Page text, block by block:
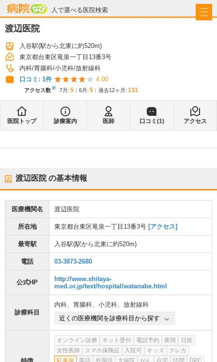
人で選べる医院検索
病院なび
渡辺医院
入谷駅(駅から北東に約520m)
東京都台東区竜泉一丁目13番3号
内科 胃腸科 小児科 放射線科
口コミ: 1件 4.00
アクセス数※ 7月 : 5 6月 : 5 過去12ヶ月: 131
医院トップ 診療案内 医師 口コミ(1) アクセス
渡辺医院の基本情報
医療機関名 渡辺医院
所在地 東京都台東区竜泉一丁目13番3号 [アクセス]
最寄駅 入谷駅(駅から北東に約520m)
電話 03-3873-2680
公式HP
http://www.shitaya-
med.or.jp/text/hospital/watanabe.html
診療科目
内科、 胃腸科、 小児科、 放射線科
近くの医療機関を診療科目から探す
オンライン診療 ネット受付 電話予約 夜間
日祝
女性医師
スマホ保険証 入院可 キッズ
クレカ
駐車場
英語 外国語 大病院 がん 在宅 訪問
DPC